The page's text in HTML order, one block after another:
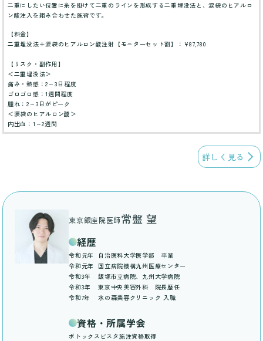
二重にしたい位置に糸を掛けて二重のラインを形成する二重埋没法と、涙袋のヒアルロ
ン酸注入を組み合わせた施術です。
【料金】
二重埋没法＋涙袋のヒアルロン酸注射【モニターセット割】：¥87,780
【リスク・副作用】
＜二重埋没法＞
痛み・熱感：2～3日程度
ゴロゴロ感：1週間程度
腫れ：2～3日がピーク
＜涙袋のヒアルロン酸＞
内出血：1～2週間
詳しく見る
東京銀座院医師常盤 望
経歴
令和元年
自治医科大学医学部 卒業
令和元年
国立病院機構九州医療センター
令和3年
飯塚市立病院、九州大学病院
令和3年
東京中央美容外科 院長歴任
令和7年
水の森美容クリニック 入職
資格・所属学会
ボトックスビスタ施注資格取得